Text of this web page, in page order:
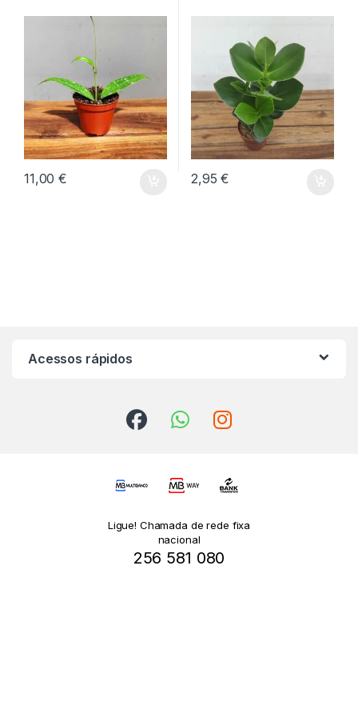
11,00€ 2,95€
Acessos rápidos
Ligue! Chamada de rede fixa
nacional
256 581 080